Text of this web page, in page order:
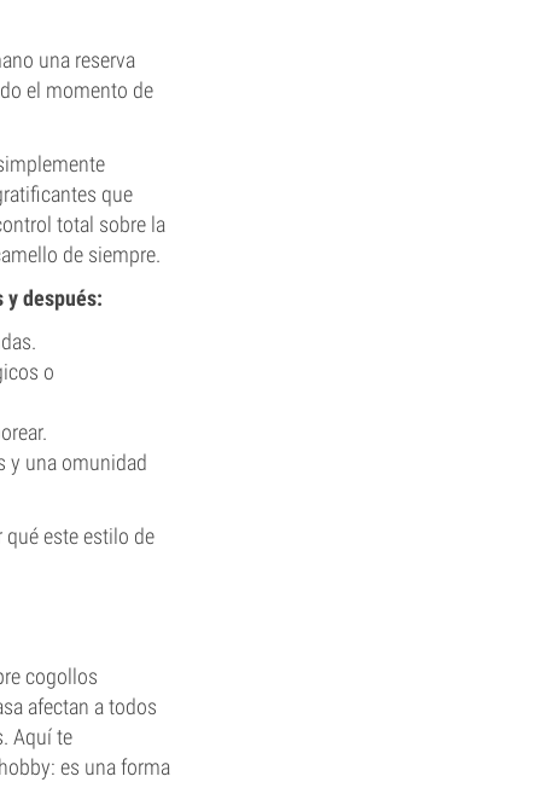
una reserva
el momento de
que
total sobre la
de siempre.
y después:
o
y una omunidad
qué este estilo de
cogollos
afectan a todos
Aquí te
es una forma